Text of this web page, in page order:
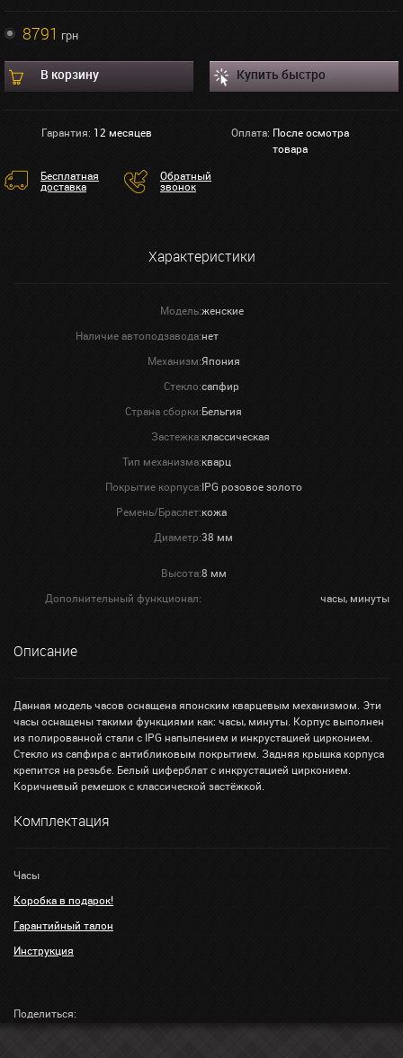
8791 грн
В корзину Купить быстро
Гарантия: 12 месяцев Оплата: После осмотра
товара
Бесплатная
доставка
Обратный
звонок
Характеристики
Модель:женские
Наличие автоподзавода:нет
Механизм:Япония
Стекло:сапфир
Страна сборки:Бельгия
Застежка:классическая
Тип механизма:кварц
Покрытие корпуса:IPG розовое золото
Ремень/Браслет:кожа
Диаметр:38 мм
Высота:8 мм
Дополнительный функционал:
часы, минуты
Описание
Данная модель часов оснащена японским кварцевым механизмом. Эти
часы оснащены такими функциями как: часы, минуты. Корпус выполнен
из полированной стали с IPG напылением и инкрустацией цирконием.
Стекло из сапфира с антибликовым покрытием. Задняя крышка корпуса
крепится на резьбе. Белый циферблат с инкрустацией цирконием.
Коричневый ремешок с классической застёжкой.
Комплектация
Часы
Коробка в подарок!
Гарантийный талон
Инструкция
Поделиться: